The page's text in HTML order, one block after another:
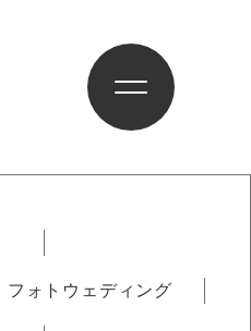
フォトウェディング